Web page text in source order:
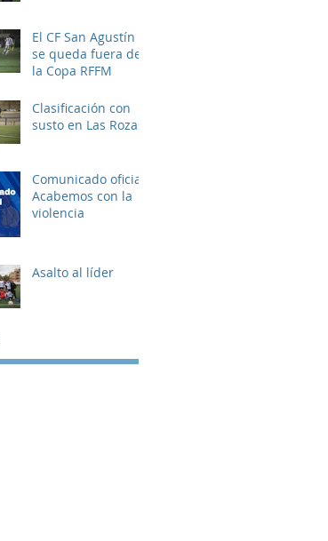
El CF San Agustín
se queda fuera de
la Copa RFFM
Clasificación con
susto en Las Rozas
Comunicado oficial:
Acabemos con la
violencia
Asalto al líder